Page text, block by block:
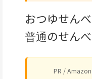
おつゆせん
普通のせん
PR /